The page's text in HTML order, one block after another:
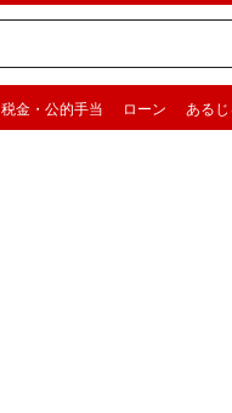
税金・公的手当 ローン あるじ